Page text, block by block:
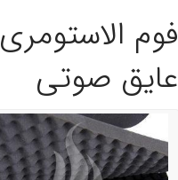
فوم الاستومری
عایق صوتی